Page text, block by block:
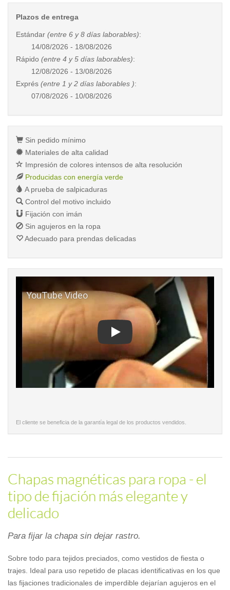
Plazos de entrega
Estándar (entre 6 y 8 días laborables):
14/08/2026 - 18/08/2026
Rápido (entre 4 y 5 días laborables):
12/08/2026 - 13/08/2026
Exprés (entre 1 y 2 días laborables ):
07/08/2026 - 10/08/2026
Sin pedido mínimo
Materiales de alta calidad
Impresión de colores intensos de alta resolución
Producidas con energía verde
A prueba de salpicaduras
Control del motivo incluido
Fijación con imán
Sin agujeros en la ropa
Adecuado para prendas delicadas
El cliente se beneficia de la garantía legal de los productos vendidos.
Chapas magnéticas para ropa - el
tipo de fijación más elegante y
delicado
Para fijar la chapa sin dejar rastro.
Sobre todo para tejidos preciados, como vestidos de fiesta o
trajes. Ideal para uso repetido de placas identificativas en los que
las fijaciones tradicionales de imperdible dejarían agujeros en el